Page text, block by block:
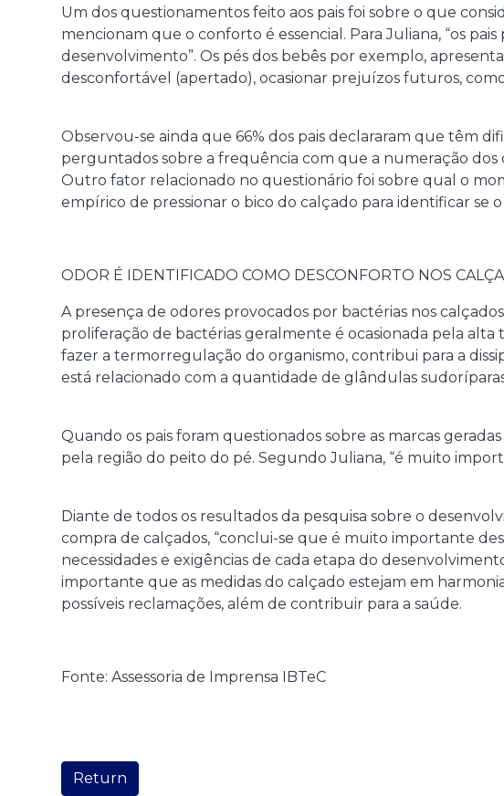
Um dos questionamentos feito aos pais foi sobre o que
mencionam que o conforto é essencial. Para Juliana, “os
desenvolvimento”. Os pés dos bebês por exemplo,
desconfortável (apertado), ocasionar prejuízos futuros,
Observou-se ainda que 66% dos pais declararam que têm
perguntados sobre a frequência com que a numeração
Outro fator relacionado no questionário foi sobre qual o
empírico de pressionar o bico do calçado para identificar se
ODOR É IDENTIFICADO COMO DESCONFORTO NOS
A presença de odores provocados por bactérias nos
proliferação de bactérias geralmente é ocasionada pela
fazer a termorregulação do organismo, contribui para a
está relacionado com a quantidade de glândulas
Quando os pais foram questionados sobre as marcas
pela região do peito do pé. Segundo Juliana, “é muito
Diante de todos os resultados da pesquisa sobre o
compra de calçados, “conclui-se que é muito importante
necessidades e exigências de cada etapa do
importante que as medidas do calçado estejam em
possíveis reclamações, além de contribuir para a saúde.
Fonte: Assessoria de Imprensa IBTeC
Return